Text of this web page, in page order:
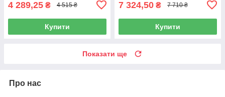
4 289,25 ₴ 4 515 ₴
Купити
7 324,50 ₴ 7 710 ₴
Купити
Показати ще
Про нас